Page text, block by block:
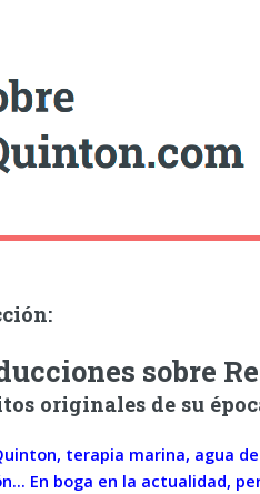
sobre
originales de su
terapia marina, agua
En boga en la actualidad,